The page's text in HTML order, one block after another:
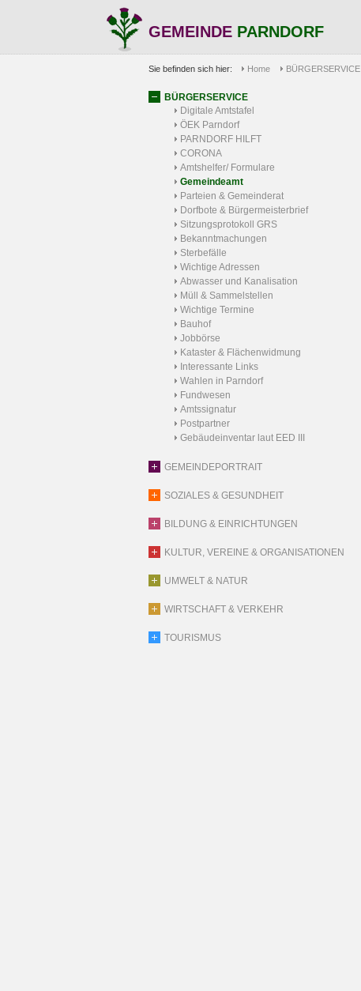
GEMEINDE PARNDORF
Sie befinden sich hier: Home BÜRGERSERVICE
BÜRGERSERVICE
Digitale Amtstafel
ÖEK Parndorf
PARNDORF HILFT
CORONA
Amtshelfer/ Formulare
Gemeindeamt
Parteien & Gemeinderat
Dorfbote & Bürgermeisterbrief
Sitzungsprotokoll GRS
Bekanntmachungen
Sterbefälle
Wichtige Adressen
Abwasser und Kanalisation
Müll & Sammelstellen
Wichtige Termine
Bauhof
Jobbörse
Kataster & Flächenwidmung
Interessante Links
Wahlen in Parndorf
Fundwesen
Amtssignatur
Postpartner
Gebäudeinventar laut EED III
GEMEINDEPORTRAIT
SOZIALES & GESUNDHEIT
BILDUNG & EINRICHTUNGEN
KULTUR, VEREINE & ORGANISATIONEN
UMWELT & NATUR
WIRTSCHAFT & VERKEHR
TOURISMUS